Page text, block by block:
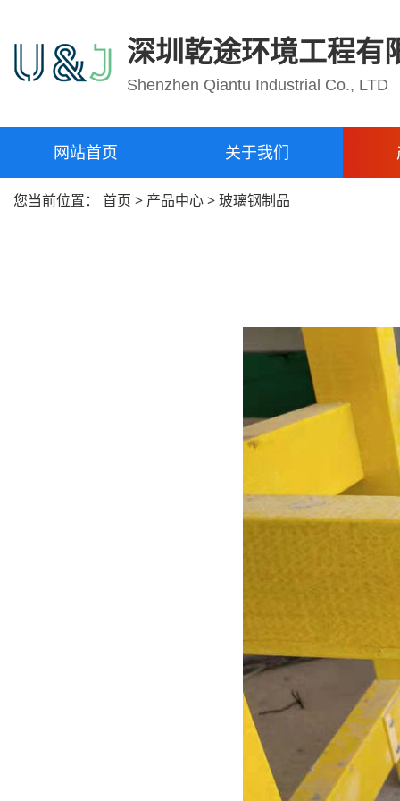
深圳乾途环境工程有
Shenzhen Qiantu Industrial Co., LTD
网站首页 关于我们
您当前位置： 首页 > 产品中心>玻璃钢制品